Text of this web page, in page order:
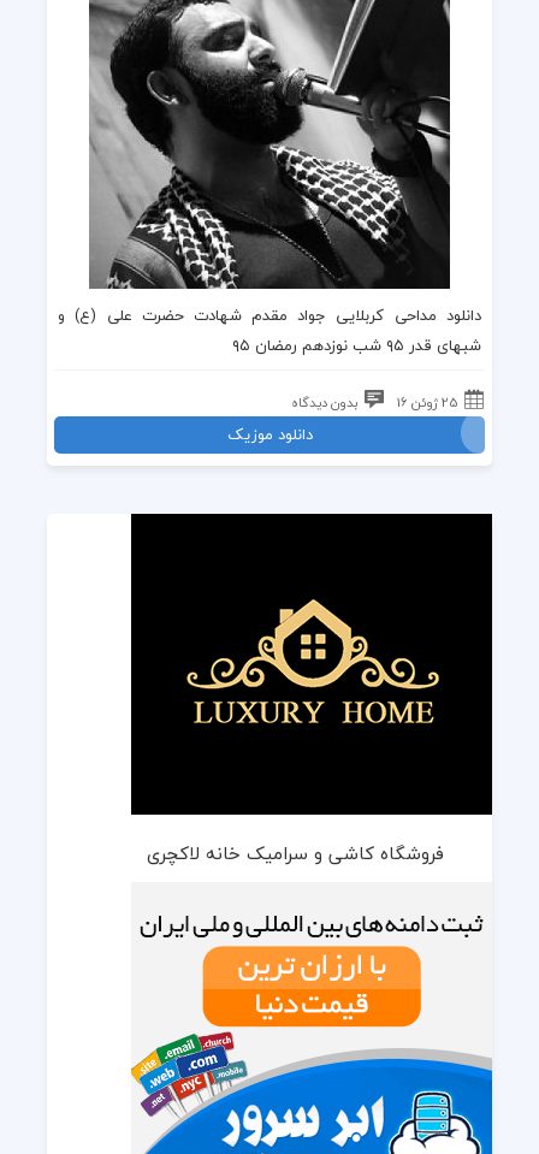
دانلود مداحی کربلایی جواد مقدم شهادت حضرت علی (ع) و
شبهای قدر ۹۵
شب نوزدهم رمضان ۹۵
25 ژوئن 16 بدون دیدگاه
دانلود موزیک
فروشگاه کاشی و سرامیک خانه لاکچری